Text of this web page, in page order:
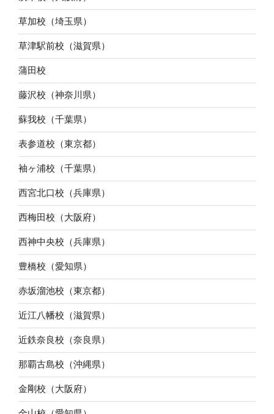
草加校（埼玉県）
草津駅前校（滋賀県）
蒲田校
藤沢校（神奈川県）
蘇我校（千葉県）
表参道校（東京都）
袖ヶ浦校（千葉県）
西宮北口校（兵庫県）
西梅田校（大阪府）
西神中央校（兵庫県）
豊橋校（愛知県）
赤坂溜池校（東京都）
近江八幡校（滋賀県）
近鉄奈良校（奈良県）
那覇古島校（沖縄県）
金剛校（大阪府）